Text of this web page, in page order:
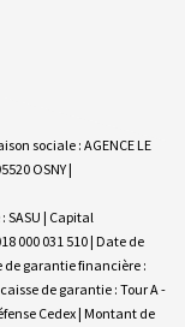
sociale : AGENCE LE
OSNY |
| Capital
000 031 510 | Date de
de garantie financière :
de garantie : Tour A -
Cedex | Montant de